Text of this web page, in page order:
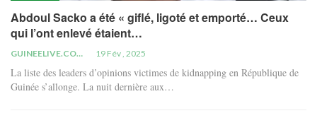
Abdoul Sacko a été « giflé, ligoté et emporté… Ceux
qui l’ont enlevé étaient…
GUINEELIVE.COM 19 Fév , 2025
La liste des leaders d’opinions victimes de kidnapping en République de
Guinée s’allonge. La nuit dernière aux…